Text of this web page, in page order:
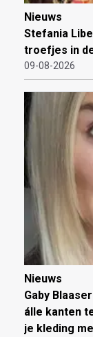
Nieuws
Stefania
troefjes in
09-08-2026
Nieuws
Gaby
álle kanten
je kleding